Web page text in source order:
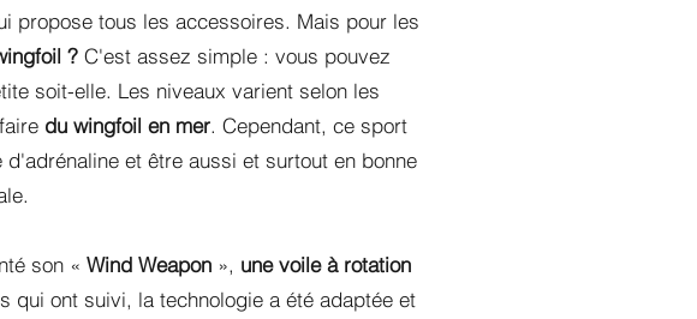
propose tous les accessoires. Mais pour les
? C'est assez simple : vous pouvez
soit-elle. Les niveaux varient selon les
du wingfoil en mer. Cependant, ce sport
et être aussi et surtout en bonne
son « Wind Weapon », une voile à rotation
qui ont suivi, la technologie a été adaptée et